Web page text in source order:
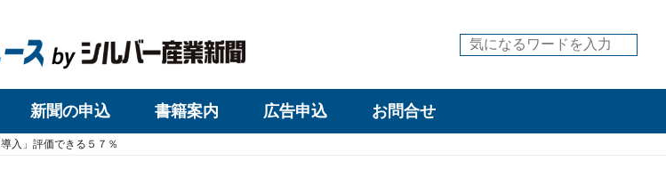
新聞の申込 書籍案内 広告申込 お問合せ
入」評価できる５７％